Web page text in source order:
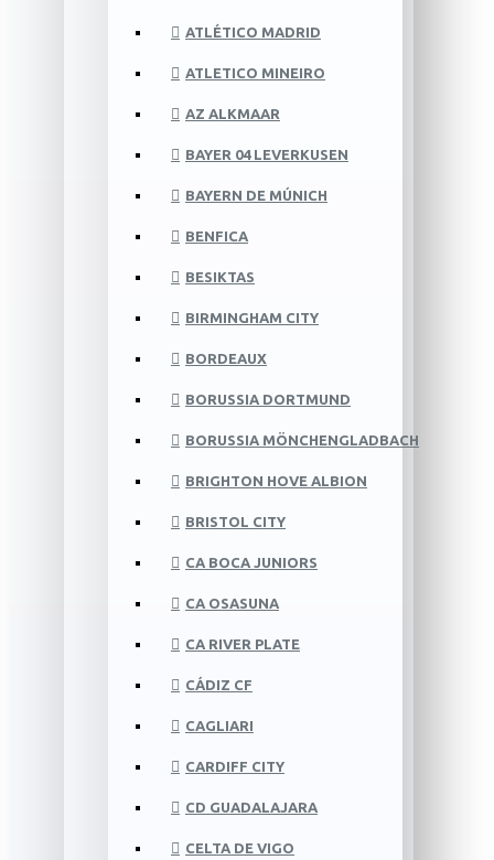
ATLÉTICO MADRID
ATLETICO MINEIRO
AZ ALKMAAR
BAYER 04 LEVERKUSEN
BAYERN DE MÚNICH
BENFICA
BESIKTAS
BIRMINGHAM CITY
BORDEAUX
BORUSSIA DORTMUND
BORUSSIA MÖNCHENGLADBACH
BRIGHTON HOVE ALBION
BRISTOL CITY
CA BOCA JUNIORS
CA OSASUNA
CA RIVER PLATE
CÁDIZ CF
CAGLIARI
CARDIFF CITY
CD GUADALAJARA
CELTA DE VIGO